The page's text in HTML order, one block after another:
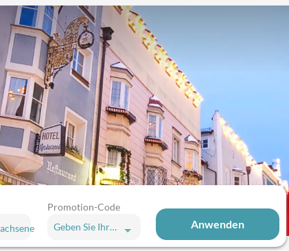
Promotion-Code
Geben Sie Ihren Code ein Anwenden